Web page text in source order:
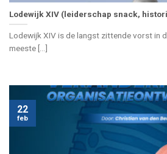
Lodewijk XIV (leiderschap snack,
Lodewijk XIV is de langst zittende vorst in
meeste [...]
22
feb